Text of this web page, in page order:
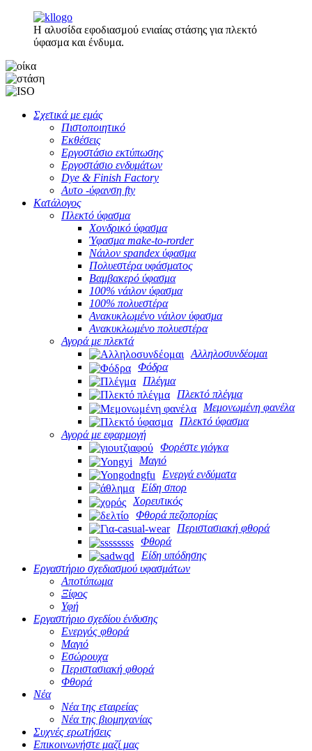
Η αλυσίδα εφοδιασμού ενιαίας στάσης για πλεκτό
ύφασμα και ένδυμα.
Σχετικά με εμάς
Πιστοποιητικό
Εκθέσεις
Εργοστάσιο εκτύπωσης
Εργοστάσιο ενδυμάτων
Dye & Finish Factory
Αυτο -ύφανση fty
Κατάλογος
Πλεκτό ύφασμα
Χονδρικό ύφασμα
Ύφασμα make-to-rorder
Νάιλον spandex ύφασμα
Πολυεστέρα υφάσματος
Βαμβακερό ύφασμα
100% νάιλον ύφασμα
100% πολυεστέρα
Ανακυκλωμένο νάιλον ύφασμα
Ανακυκλωμένο πολυεστέρα
Αγορά με πλεκτά
Αλληλοσυνδέομαι
Φόδρα
Πλέγμα
Πλεκτό πλέγμα
Μεμονωμένη φανέλα
Πλεκτό ύφασμα
Αγορά με εφαρμογή
Φορέστε γιόγκα
Μαγιό
Ενεργά ενδύματα
Είδη σπορ
Χορευτικός
Φθορά πεζοπορίας
Περιστασιακή φθορά
Φθορά
Είδη υπόδησης
Εργαστήριο σχεδιασμού υφασμάτων
Αποτύπωμα
Ξίφος
Υφή
Εργαστήριο σχεδίου ένδυσης
Ενεργός φθορά
Μαγιό
Εσώρουχα
Περιστασιακή φθορά
Φθορά
Νέα
Νέα της εταιρείας
Νέα της βιομηχανίας
Συχνές ερωτήσεις
Επικοινωνήστε μαζί μας